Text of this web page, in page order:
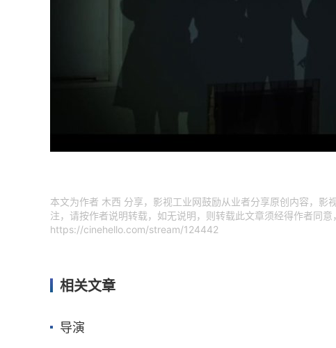
本文为作者 木西 分享，影视工业网鼓励从业者分享原创内容，
注，请按作者说明转载，如无说明，则转载此文章须经得作者同
https://cinehello.com/stream/124442
相关文章
导演